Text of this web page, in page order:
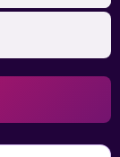
ofrece servicio
las
indican más
(es